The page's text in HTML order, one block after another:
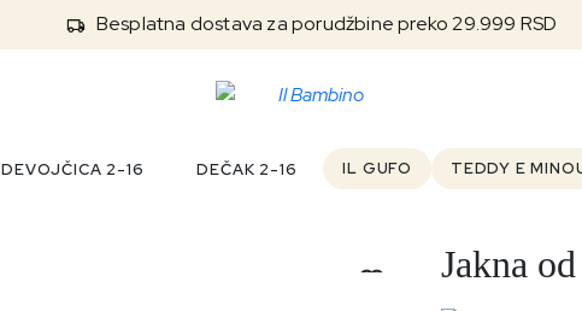
Besplatna dostava za porudžbine preko 29.999 RSD
DEVOJČICA 2-16 DEČAK 2-16 IL GUFO TEDDY E
Outlet
Jakna